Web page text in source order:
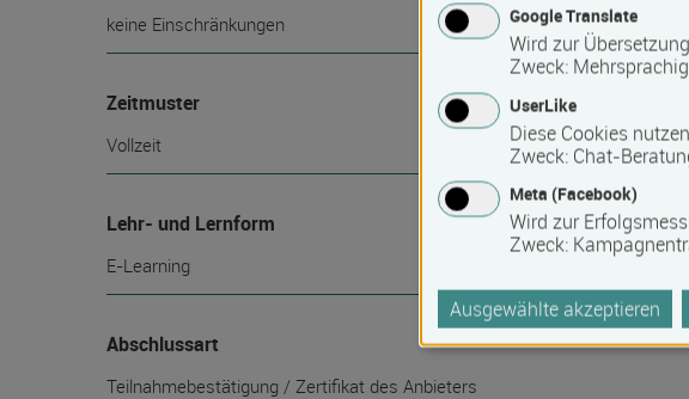
keine Einschränkungen
Zeitmuster
Vollzeit
Lehr- und Lernform
E-Learning
Abschlussart
Teilnahmebestätigung / Zertifikat des Anbieters
Google Translate
Wird zur
Zweck:
UserLike
Diese Cookies
Zweck: Chat-
Meta (Facebook)
Wird zur
Zweck:
Ausgewählte akzeptieren